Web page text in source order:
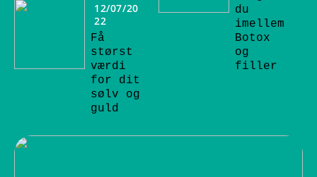
12/07/20
22
Få
størst
værdi
for dit
sølv og
guld
du
imellem
Botox
og
filler